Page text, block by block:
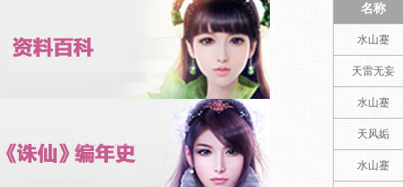
名称
水山蹇
天雷无妄
水山蹇
天风姤
水山蹇